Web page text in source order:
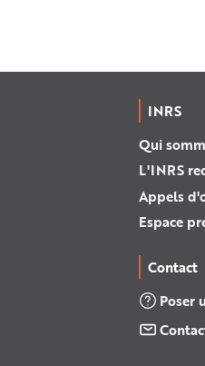
INRS
Qui
L'INRS
Appels
Espace
Contact
Poser